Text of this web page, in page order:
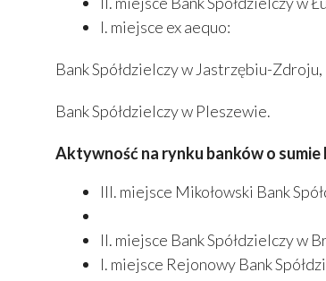
I. miejsce ex aequo:
Bank Spółdzielczy w Jastrzębiu-Zdroju,
Bank Spółdzielczy w Pleszewie.
Aktywność na rynku banków o sumie
III. miejsce Mikołowski Bank
II. miejsce Bank Spółdzielczy w
I. miejsce Rejonowy Bank